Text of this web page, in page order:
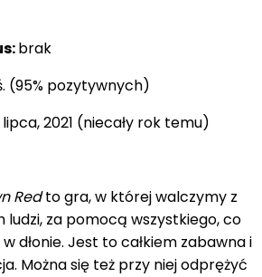
brak
(95% pozytywnych)
lipca, 2021 (niecały rok temu)
Redto gra, w której walczymy z
ludzi, za pomocą wszystkiego, co
dłonie. Jest to całkiem zabawna i
Można się też przy niej odprężyć